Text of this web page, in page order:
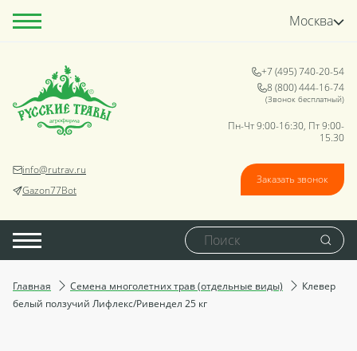
Москва
info@rutrav.ru
Gazon77Bot
+7 (495) 740-20-54
8 (800) 444-16-74
(Звонок бесплатный)
Пн-Чт 9:00-16:30, Пт 9:00-
15.30
Заказать звонок
Главная Семена многолетних трав (отдельные виды)
Клевер
белый ползучий Лифлекс/Ривендел 25 кг